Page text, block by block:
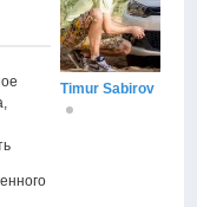
Timur Sabirov